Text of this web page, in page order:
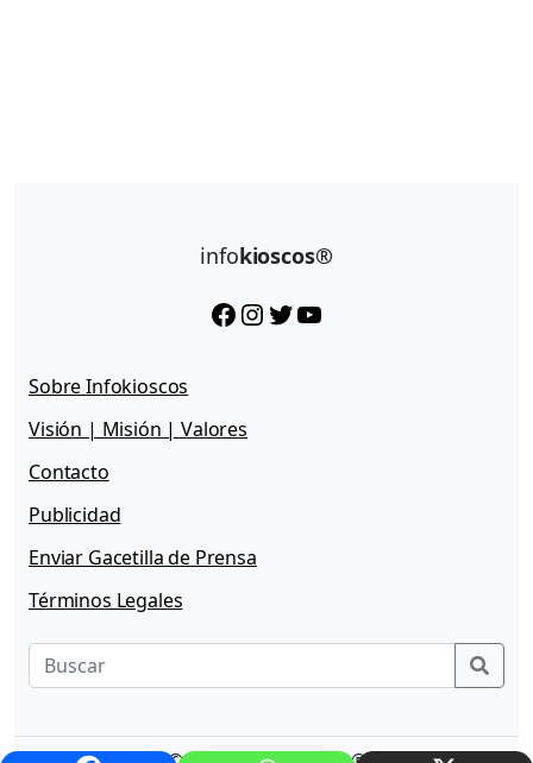
infokioscos®
Facebook InstagramTwitter YouTube
Sobre Infokioscos
Visión | Misión | Valores
Contacto
Publicidad
Enviar Gacetilla de Prensa
Términos Legales